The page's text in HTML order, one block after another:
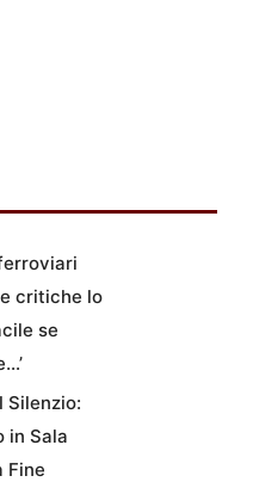
critiche lo
se
Silenzio:
in Sala
Fine